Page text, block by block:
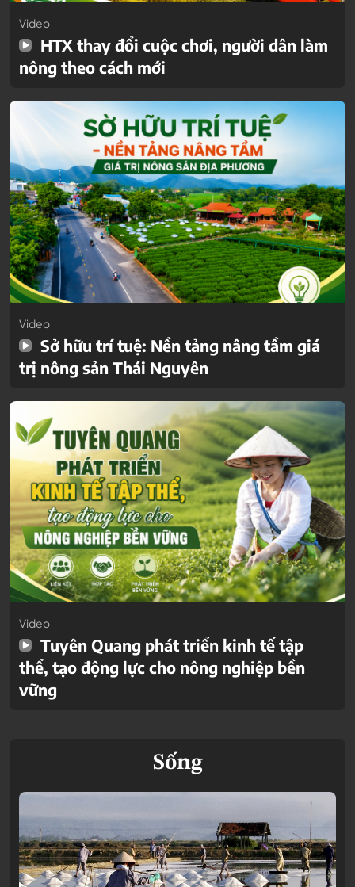
Video
HTX thay đổi cuộc chơi, người dân làm
nông theo cách mới
Video
Sở hữu trí tuệ: Nền tảng nâng tầm giá
trị nông sản Thái Nguyên
Video
Tuyên Quang phát triển kinh tế tập
thể, tạo động lực cho nông nghiệp bền
vững
Sống